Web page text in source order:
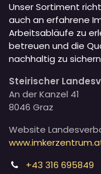
Unser Sortiment
auch an erfahrene
Arbeitsabläufe zu
betreuen und die
nachhaltig zu
Steirischer
An der Kanzel 41
8046 Graz
Website
+43 316 695849